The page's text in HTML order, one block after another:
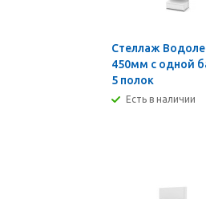
Стеллаж
450мм с одной
5 полок
Есть в наличии